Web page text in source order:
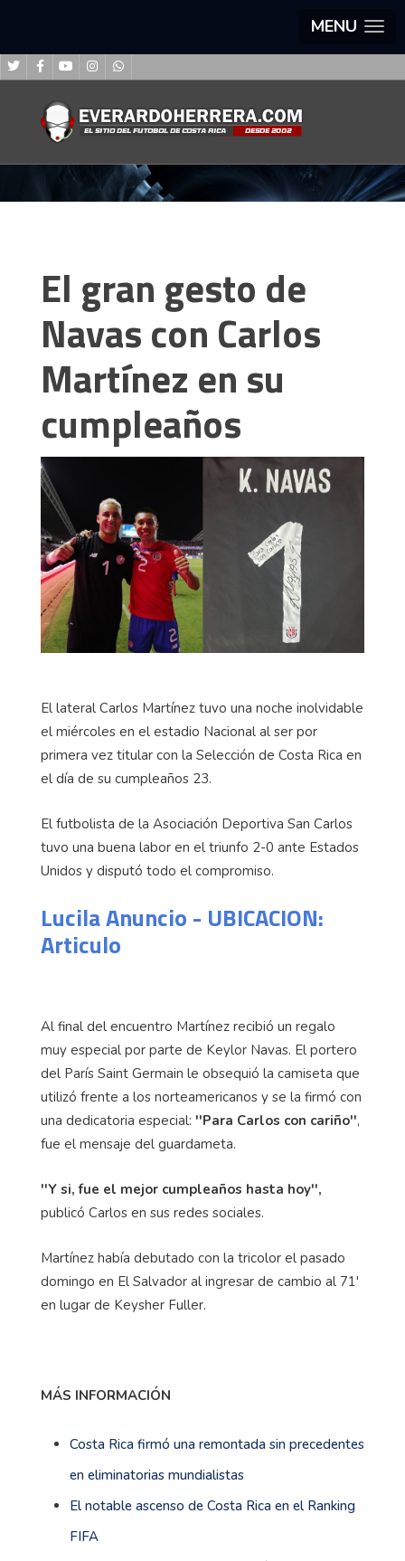
MENU
El gran gesto de
Navas con Carlos
Martínez en su
cumpleaños
El lateral Carlos Martínez tuvo una noche inolvidable
el miércoles en el estadio Nacional al ser por
primera vez titular con la Selección de Costa Rica en
el día de su cumpleaños 23.
El futbolista de la Asociación Deportiva San Carlos
tuvo una buena labor en el triunfo 2-0 ante Estados
Unidos y disputó todo el compromiso.
Lucila Anuncio - UBICACION:
Articulo
Al final del encuentro Martínez recibió un regalo
muy especial por parte de Keylor Navas. El portero
del París Saint Germain le obsequió la camiseta que
utilizó frente a los norteamericanos y se la firmó con
una dedicatoria especial: ''Para Carlos con cariño'',
fue el mensaje del guardameta.
''Y si, fue el mejor cumpleaños hasta hoy'',
publicó Carlos en sus redes sociales.
Martínez había debutado con la tricolor el pasado
domingo en El Salvador al ingresar de cambio al 71'
en lugar de Keysher Fuller.
MÁS INFORMACIÓN
Costa Rica firmó una remontada sin precedentes
en eliminatorias mundialistas
El notable ascenso de Costa Rica en el Ranking
FIFA